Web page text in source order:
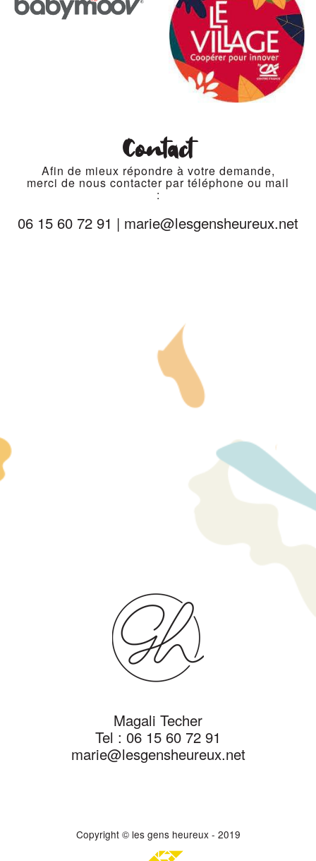
Contact
Afin de mieux répondre à votre demande,
merci de nous contacter par téléphone ou mail
:
06 15 60 72 91 | marie@lesgensheureux.net
Magali Techer
Tel : 06 15 60 72 91
marie@lesgensheureux.net
Copyright © les gens heureux - 2019